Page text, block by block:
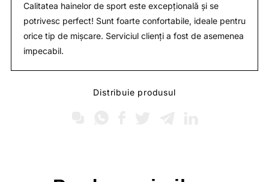
Calitatea hainelor de sport este excepțională și se
potrivesc perfect! Sunt foarte confortabile, ideale pentru
orice tip de mișcare. Serviciul clienți a fost de asemenea
impecabil.
Distribuie produsul